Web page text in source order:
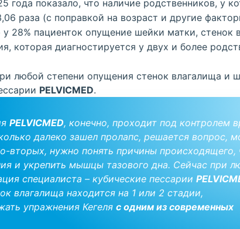
года показало, что наличие родственников, у
раза (с поправкой на возраст и другие
28% пациенток опущение шейки матки, стенок
которая диагностируется у двух и более
любой степени опущения стенок влагалища и
PELVICMED.
PELVICMED, конечно, проходит под контролем
далеко зашел пролапс, решается вопрос,
вторых, нужно понять причины происходящего,
и укрепить мышцы тазового дна. Сейчас при
специалиста – кубические пессарии
влагалища находится на 1 или 2 стадии,
упражнения Кегеля с одним из современных